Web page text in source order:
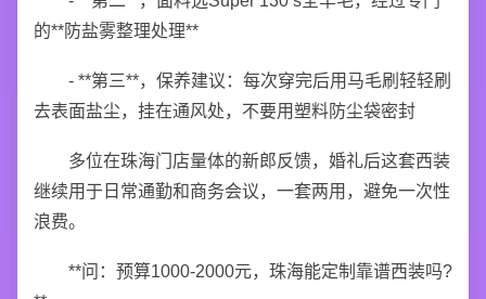
的**防盐雾整理处理**
- **第三**，保养建议：每次穿完后用马毛刷轻轻刷
去表面盐尘，挂在通风处，不要用塑料防尘袋密封
多位在珠海门店量体的新郎反馈，婚礼后这套西装
继续用于日常通勤和商务会议，一套两用，避免一次性
浪费。
**问：预算1000-2000元，珠海能定制靠谱西装吗?